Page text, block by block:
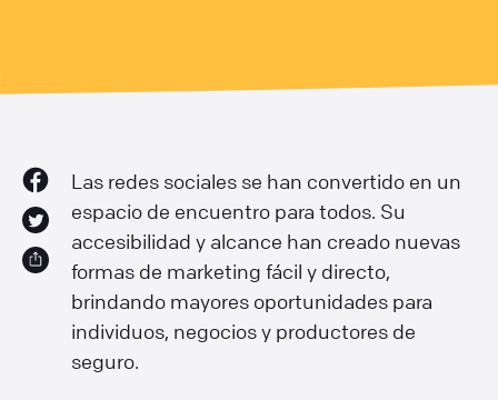
Las redes sociales se han convertido en un
espacio de encuentro para todos. Su
accesibilidad y alcance han creado nuevas
formas de marketing fácil y directo,
brindando mayores oportunidades para
individuos, negocios y productores de
seguro.